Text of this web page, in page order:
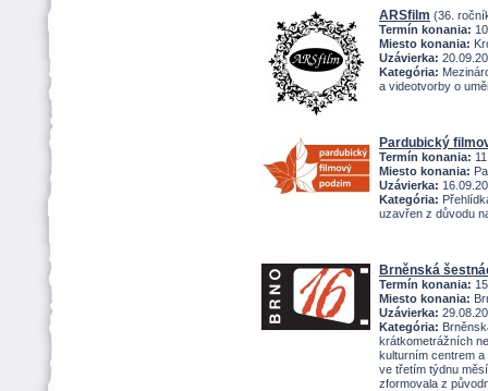
ARSfilm (36.
Termín konania:
Miesto konania:
Uzávierka:
Kategória:
a videotvorby o
Pardubický
Termín konania:
Miesto konania:
Uzávierka:
Kategória:
uzavřen z důvodu
Brněnská
Termín konania:
Miesto konania:
Uzávierka:
Kategória:
krátkometrážních
kulturním centrem
ve třetím týdnu
zformovala z